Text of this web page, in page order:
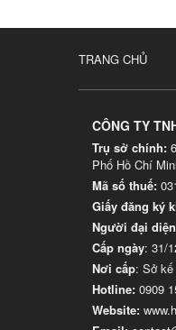
TRANG CHỦ
CÔNG TY
Trụ sở chính:
Phố Hồ Chí
Mã số thuế:
Giấy đăng ký
Người đại
Cấp ngày: 31/
Nơi cấp: Sở
Hotline: 0909
Website: